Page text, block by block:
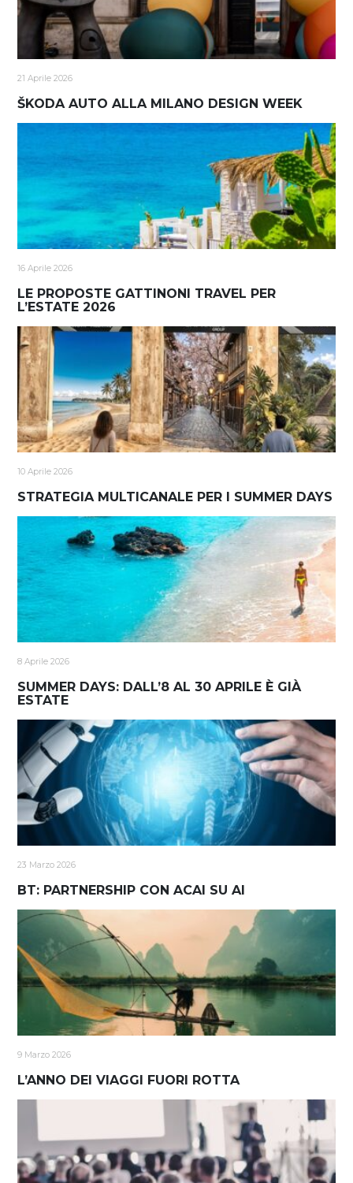
21 Aprile 2026
ŠKODA AUTO ALLA MILANO DESIGN WEEK
16 Aprile 2026
LE PROPOSTE GATTINONI TRAVEL PER
L’ESTATE 2026
10 Aprile 2026
STRATEGIA MULTICANALE PER I SUMMER DAYS
8 Aprile 2026
SUMMER DAYS: DALL’8 AL 30 APRILE È GIÀ
ESTATE
23 Marzo 2026
BT: PARTNERSHIP CON ACAI SU AI
9 Marzo 2026
L’ANNO DEI VIAGGI FUORI ROTTA